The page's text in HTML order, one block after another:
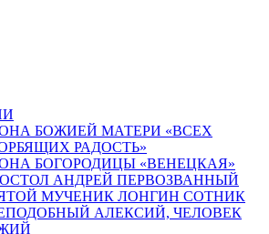
БОЖИЕЙ МАТЕРИ «ВСЕХ
РАДОСТЬ»
БОГОРОДИЦЫ «ВЕНЕЦКАЯ»
АНДРЕЙ ПЕРВОЗВАННЫЙ
МУЧЕНИК ЛОНГИН СОТНИК
АЛЕКСИЙ, ЧЕЛОВЕК